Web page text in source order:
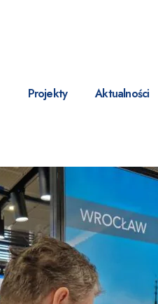
Projekty Aktualności